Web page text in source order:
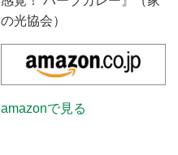
の光協会）
amazonで見る